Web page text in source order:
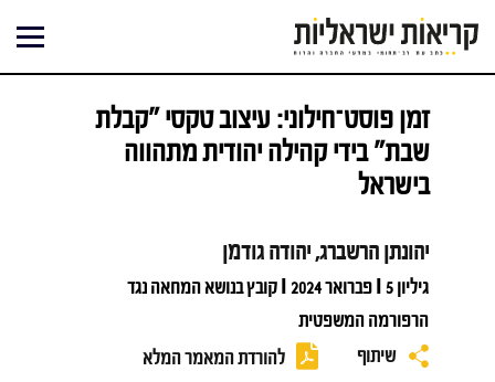
לתוכן
זמן פוסט־חילוני: עיצוב טקסי "קבלת
שבת" בידי קהילה יהודית מתהווה
בישראל
יהונתן הרשברג, יהודה גודמן
גיליון 5 I פברואר 2024 I קובץ בנושא המחאה נגד
הרפורמה המשפטית
להורדת המאמר המלא
שיתוף